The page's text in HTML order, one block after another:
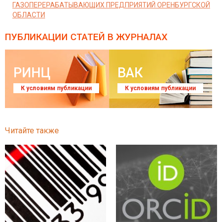
ГАЗОПЕРЕРАБАТЫВАЮЩИХ ПРЕДПРИЯТИЙ ОРЕНБУРГСКОЙ
ОБЛАСТИ
ПУБЛИКАЦИИ СТАТЕЙ В ЖУРНАЛАХ
РИНЦ
К условиям публикации
ВАК
К условиям публикации
Читайте также